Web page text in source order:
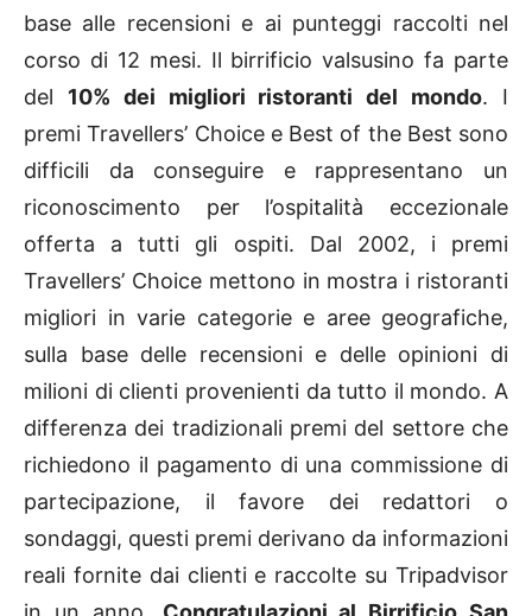
base alle recensioni e ai punteggi raccolti nel
corso di 12 mesi. Il birrificio valsusino fa parte
del 10% dei migliori ristoranti del mondo. I
premi Travellers’ Choice e Best of the Best sono
difficili da conseguire e rappresentano un
riconoscimento per l’ospitalità eccezionale
offerta a tutti gli ospiti. Dal 2002, i premi
Travellers’ Choice mettono in mostra i ristoranti
migliori in varie categorie e aree geografiche,
sulla base delle recensioni e delle opinioni di
milioni di clienti provenienti da tutto il mondo. A
differenza dei tradizionali premi del settore che
richiedono il pagamento di una commissione di
partecipazione, il favore dei redattori o
sondaggi, questi premi derivano da informazioni
reali fornite dai clienti e raccolte su Tripadvisor